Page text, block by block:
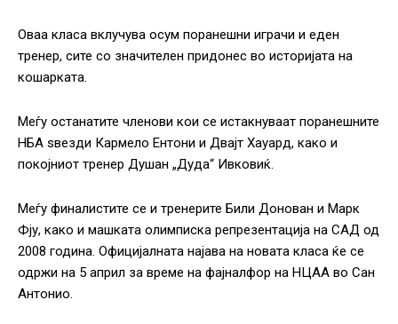
Оваа класа вклучува осум поранешни играчи и еден
тренер, сите со значителен придонес во историјата на
кошарката.
Меѓу останатите членови кои се истакнуваат поранешните
НБА ѕвезди Кармело Ентони и Двајт Хауард, како и
покојниот тренер Душан „Дуда“ Ивковиќ.
Меѓу финалистите се и тренерите Били Донован и Марк
Фју, како и машката олимписка репрезентација на САД од
2008 година. Официјалната најава на новата класа ќе се
одржи на 5 април за време на фајналфор на НЦАА во Сан
Антонио.